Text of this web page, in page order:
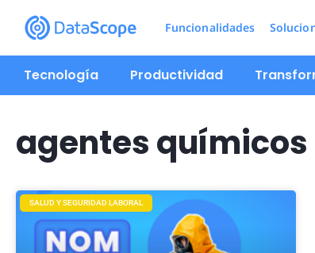
Funcionalidades
Tecnología Productividad
agentes químicos
SALUD Y SEGURIDAD LABORAL